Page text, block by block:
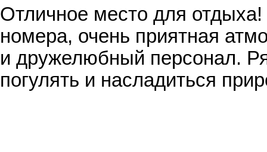
Отличное место для
номера, очень приятная
и дружелюбный персонал.
погулять и насладиться